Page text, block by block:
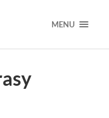
MENU